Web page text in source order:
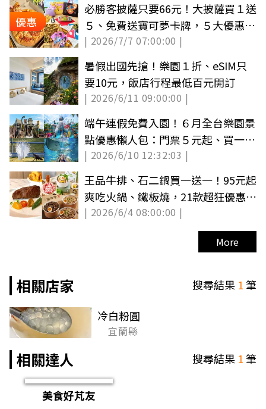
優惠
必勝客披薩只要66元！大披薩買１送
５、免費送寶可夢卡牌，５大優惠碼
必收
| 2026/7/7 07:00:00 |
暑假出國先搶！樂園１折、eSIM只
要10元，飯店行程最低百元開訂
| 2026/6/11 09:00:00 |
端午連假免費入園！６月全台樂園景
點優惠懶人包：門票５元起、買一送
一好康
| 2026/6/10 12:32:03 |
王品牛排、石二鍋買一送一！95元起
爽吃火鍋、鐵板燒，21款超狂優惠手
刀搶
| 2026/6/4 08:00:00 |
More
相關店家 搜尋結果 1筆
冷白粉圓
宜蘭縣
相關達人 搜尋結果 1筆
美食好芃友